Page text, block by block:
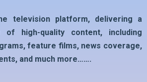
television platform, delivering a
of high-quality content, including
feature films, news coverage,
and much more…….